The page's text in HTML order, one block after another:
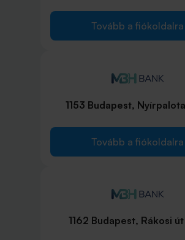
Tovább a fiókoldalra
1153 Budapest,
Tovább a fiókoldalra
1162 Budapest, Rákosi